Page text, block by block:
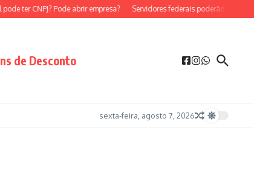
ter CNPJ? Pode abrir empresa? Servidores federais poderão ser MEI?
de Desconto
sexta-feira, agosto 7, 2026